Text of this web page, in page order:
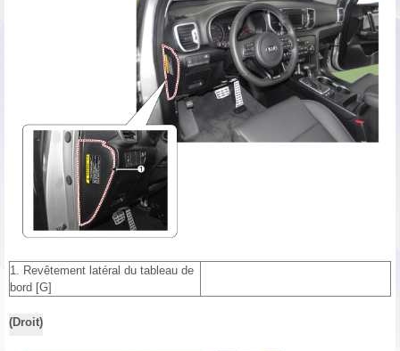
1. Revêtement latéral du tableau de
bord [G]
(Droit)